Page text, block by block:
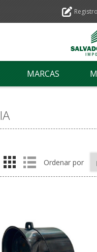
Registro
MARCAS
Ordenar por